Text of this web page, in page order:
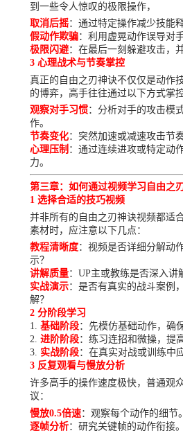
到一些令人惊叹的极限操作，
取消后摇：通过特定操作减少技能
假动作欺骗：利用虚晃动作误导对
极限闪避：在最后一刻躲避攻击，
3 心理战术与节奏掌控
真正的自由之刃神诀不仅仅是动作
的博弈，高手往往通过以下方式掌控
观察对手习惯：分析对手的攻击模
作。
节奏变化：突然加速或减速攻击节
心理压制 ：通过连续进攻或特定动
力。
第三章：如何通过视频学习自由之
1 选择合适的技巧视频
并非所有的自由之刃神诀视频都适
素材时，应注意以下几点：
教程清晰度：视频是否详细分解动
示？
讲解质量：UP主或教练是否深入讲
实战演示：是否有真实的战斗案例
解？
2 分阶段学习
基础阶段：先模仿基础动作，确
进阶阶段：练习连招和微操，提
实战阶段：在真实对战或训练中
3 反复观看与慢放分析
许多高手的操作速度极快，普通观
议：
慢放0.5倍速：观察每个动作的细节。
逐帧分析：研究关键帧的动作衔接。